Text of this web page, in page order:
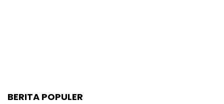
BERITA POPULER